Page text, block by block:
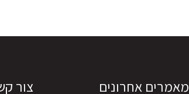
מאמרים אחרונים צור